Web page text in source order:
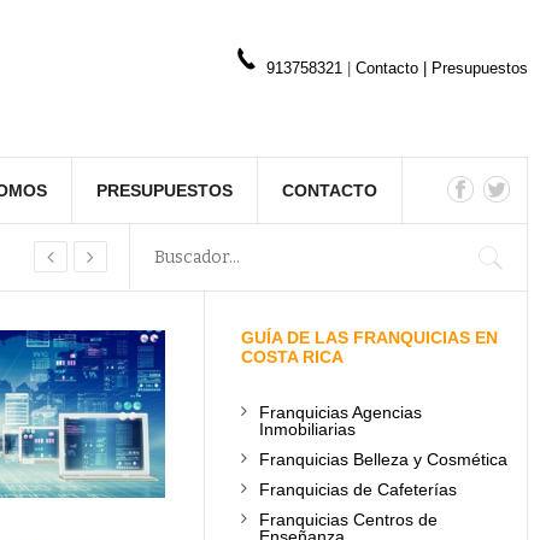
913758321 Contacto Presupuestos
PRESUPUESTOS CONTACTO
GUÍA DE LAS FRANQUICIAS EN
COSTA RICA
Franquicias Agencias
Inmobiliarias
Franquicias Belleza y Cosmética
Franquicias de Cafeterías
Franquicias Centros de